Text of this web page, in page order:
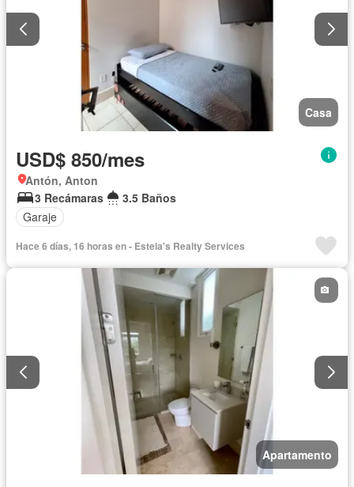
Casa
USD$ 850/mes
Antón, Anton
3 Recámaras
3.5 Baños
Garaje
Hace 6 días, 16 horas en - Estela's Realty Services
Apartamento